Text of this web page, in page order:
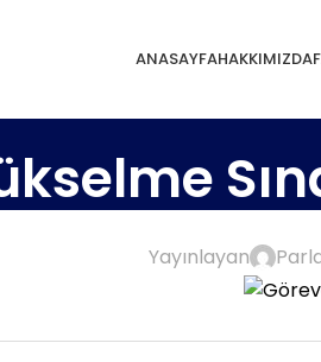
ANASAYFAHAKKIMIZDA
Yayınlayan